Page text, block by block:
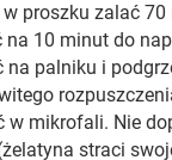
proszku zalać
na 10 minut do
na palniku i
w mikrofali. Nie
straci